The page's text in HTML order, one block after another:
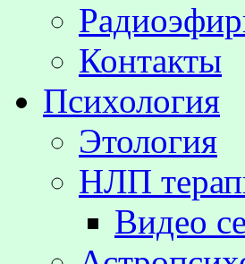
Контакты
Психология
Этология
НЛП
Видео